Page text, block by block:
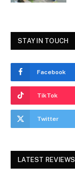
STAY IN TOUCH
Facebook
TikTok
Twitter
LATEST REVIEWS